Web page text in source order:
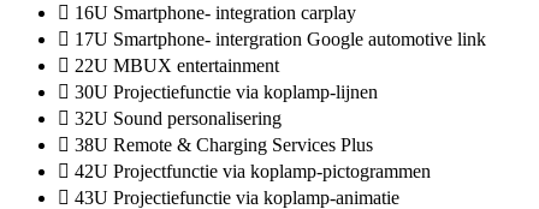
16U Smartphone- integration carplay
17U Smartphone- intergration Google automotive link
22U MBUX entertainment
30U Projectiefunctie via koplamp-lijnen
32U Sound personalisering
38U Remote & Charging Services Plus
42U Projectfunctie via koplamp-pictogrammen
43U Projectiefunctie via koplamp-animatie